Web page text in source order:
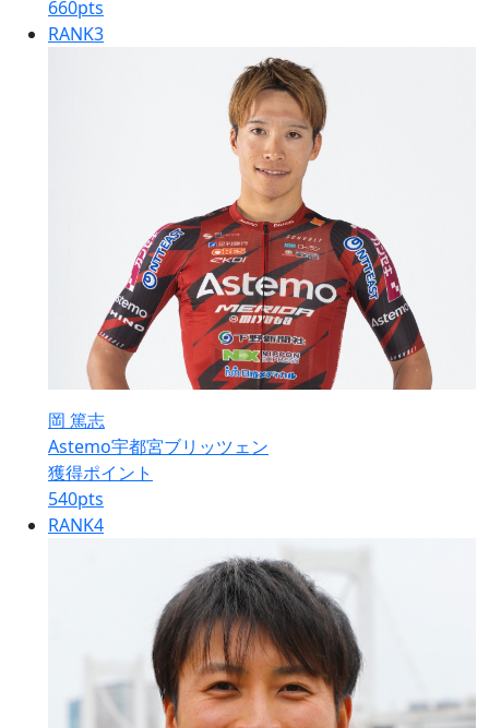
660pts
RANK3
岡 篤志
Astemo宇都宮ブリッツェン
獲得ポイント
540pts
RANK4